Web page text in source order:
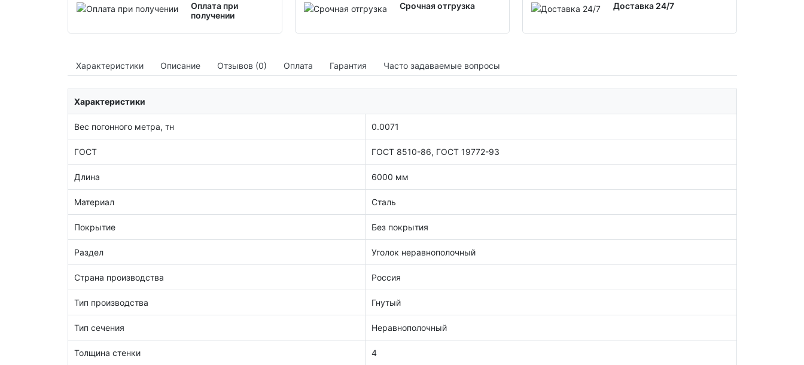
Оплата при
получении
Срочная отгрузка Доставка 24/7
Характеристики Описание Отзывов (0) Оплата Гарантия Часто задаваемые вопросы
Характеристики
Вес погонного метра, тн 0.0071
ГОСТ ГОСТ 8510-86, ГОСТ 19772-93
Длина 6000 мм
Материал Сталь
Покрытие Без покрытия
Раздел Уголок неравнополочный
Страна производства Россия
Тип производства Гнутый
Тип сечения Неравнополочный
Толщина стенки 4